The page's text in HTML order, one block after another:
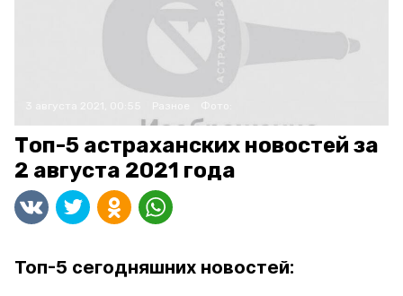
Топ-5 астраханских новостей за
2 августа 2021 года
Топ-5 сегодняшних новостей: